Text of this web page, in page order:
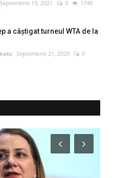
Septembrie 19, 2021 0 1748
a câştigat turneul WTA de la
Septembrie 21, 2020
0